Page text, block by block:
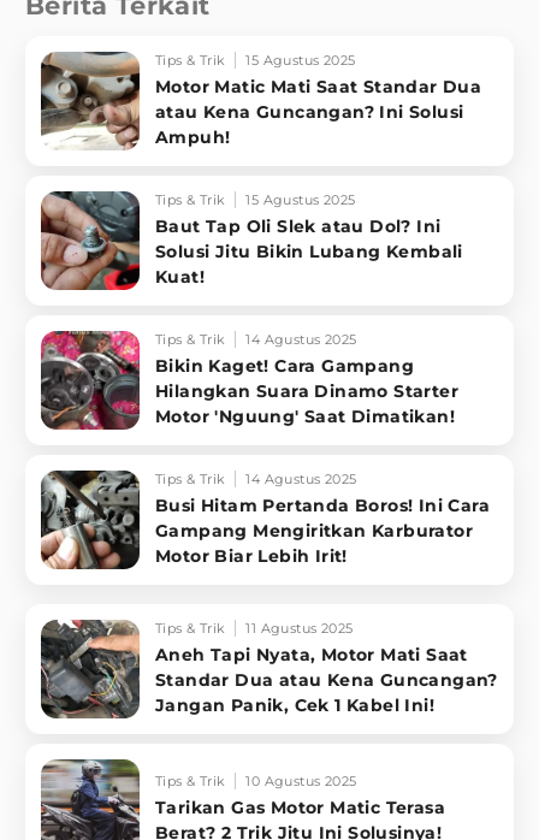
Tips & Trik 15 Agustus 2025
Motor Matic Mati Saat Standar Dua
atau Kena Guncangan? Ini Solusi
Ampuh!
Tips & Trik 15 Agustus 2025
Baut Tap Oli Slek atau Dol? Ini
Solusi Jitu Bikin Lubang Kembali
Kuat!
Tips & Trik 14 Agustus 2025
Bikin Kaget! Cara Gampang
Hilangkan Suara Dinamo Starter
Motor 'Nguung' Saat Dimatikan!
Tips & Trik 14 Agustus 2025
Busi Hitam Pertanda Boros! Ini Cara
Gampang Mengiritkan Karburator
Motor Biar Lebih Irit!
Tips & Trik 11 Agustus 2025
Aneh Tapi Nyata, Motor Mati Saat
Standar Dua atau Kena Guncangan?
Jangan Panik, Cek 1 Kabel Ini!
Tips & Trik 10 Agustus 2025
Tarikan Gas Motor Matic Terasa
Berat? 2 Trik Jitu Ini Solusinya!